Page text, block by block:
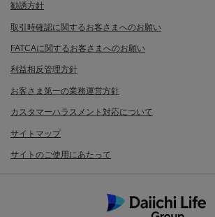
勧誘方針
取引時確認に関するお客さまへのお願い
FATCAに関するお客さまへのお願い
利益相反管理方針
お客さま第一の業務運営方針
カスタマーハラスメント対応について
サイトマップ
サイトのご使用にあたって